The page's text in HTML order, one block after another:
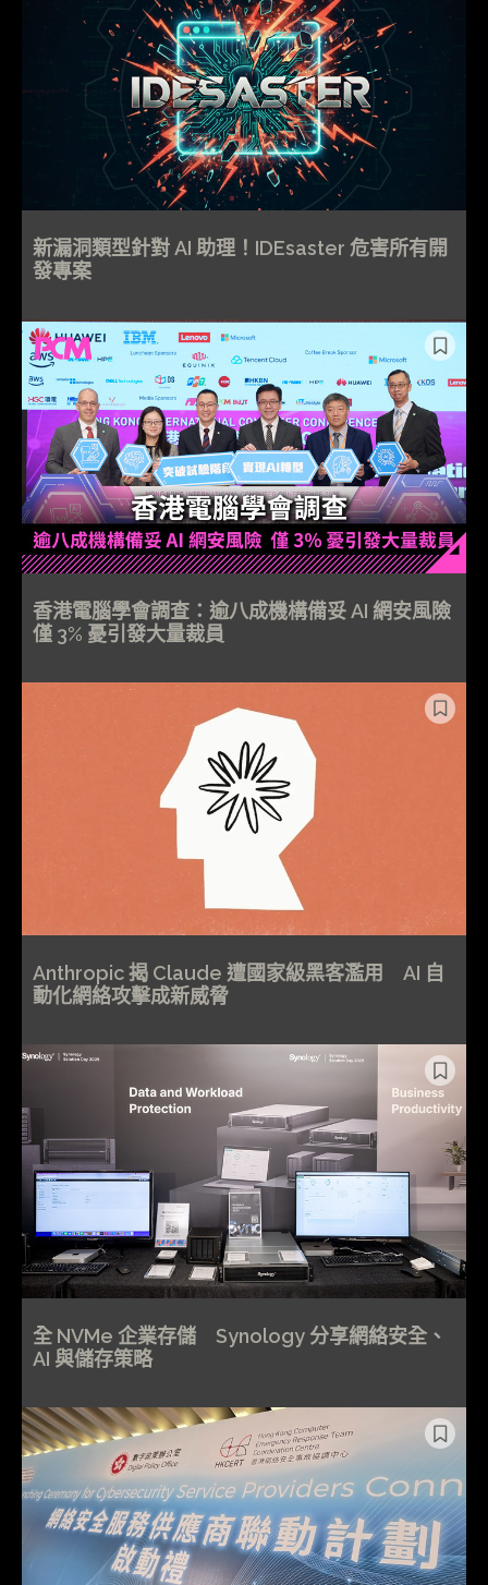
新漏洞類型針對 AI 助理！IDEsaster 危害所有開
發專案
香港電腦學會調查：逾八成機構備妥 AI 網安風險
僅 3% 憂引發大量裁員
Anthropic 揭 Claude 遭國家級黑客濫用 AI 自
動化網絡攻擊成新威脅
全 NVMe 企業存儲 Synology 分享網絡安全、
AI 與儲存策略